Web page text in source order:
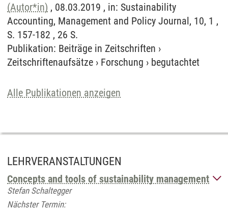
(Autor*in) , 08.03.2019 , in: Sustainability
Accounting, Management and Policy Journal, 10, 1 ,
S. 157-182 , 26 S.
Publikation: Beiträge in Zeitschriften ›
Zeitschriftenaufsätze › Forschung › begutachtet
Alle Publikationen anzeigen
LEHRVERANSTALTUNGEN
Concepts and tools of sustainability management
Stefan Schaltegger
Nächster Termin: